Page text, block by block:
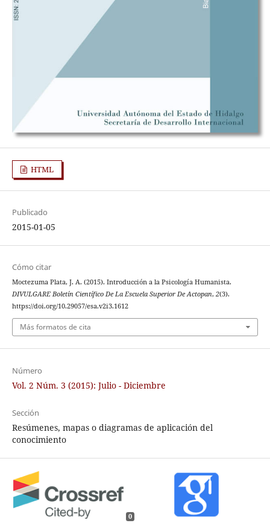
HTML
Publicado
2015-01-05
Cómo citar
Moctezuma Plata, J. A. (2015). Introducción a la Psicología Humanista.
DIVULGARE Boletín Científico De La Escuela Superior De Actopan, 2(3).
https://doi.org/10.29057/esa.v2i3.1612
Más formatos de cita
Número
Vol. 2 Núm. 3 (2015): Julio - Diciembre
Sección
Resúmenes, mapas o diagramas de aplicación del
conocimiento
0